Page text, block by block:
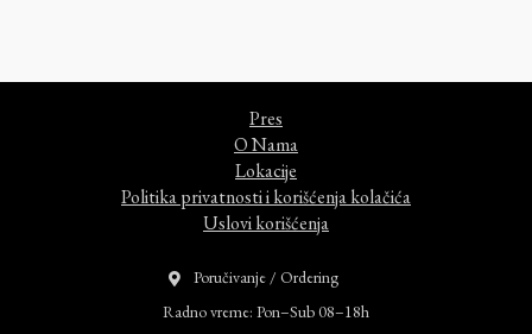
Pres
O Nama
Lokacije
Politika privatnosti i korišćenja kolačića
Uslovi korišćenja
Poručivanje / Ordering
Radno vreme: Pon–Sub 08–18h